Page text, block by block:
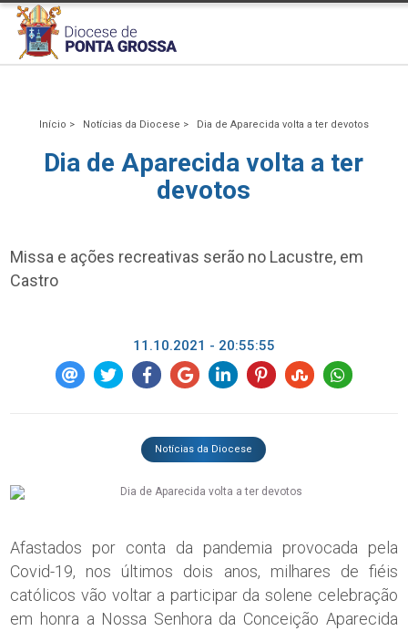
Início > Notícias da Diocese > Dia de Aparecida volta a ter devotos
Dia de Aparecida volta a ter
devotos
Missa e ações recreativas serão no Lacustre, em
Castro
11.10.2021 - 20:55:55
Notícias da Diocese
Afastados por conta da pandemia provocada pela
Covid-19, nos últimos dois anos, milhares de fiéis
católicos vão voltar a participar da solene celebração
em honra a Nossa Senhora da Conceição Aparecida